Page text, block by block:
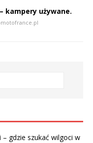
kampery używane.
gdzie szukać wilgoci w